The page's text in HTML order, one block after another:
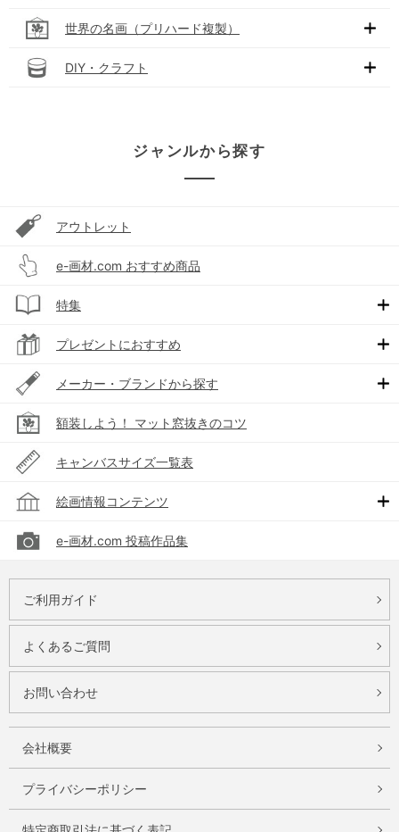
世界の名画（プリハード複製）
DIY・クラフト
ジャンルから探す
アウトレット
e-画材.com おすすめ商品
特集
プレゼントにおすすめ
メーカー・ブランドから探す
額装しよう！ マット窓抜きのコツ
キャンバスサイズ一覧表
絵画情報コンテンツ
e-画材.com 投稿作品集
ご利用ガイド
よくあるご質問
お問い合わせ
会社概要
プライバシーポリシー